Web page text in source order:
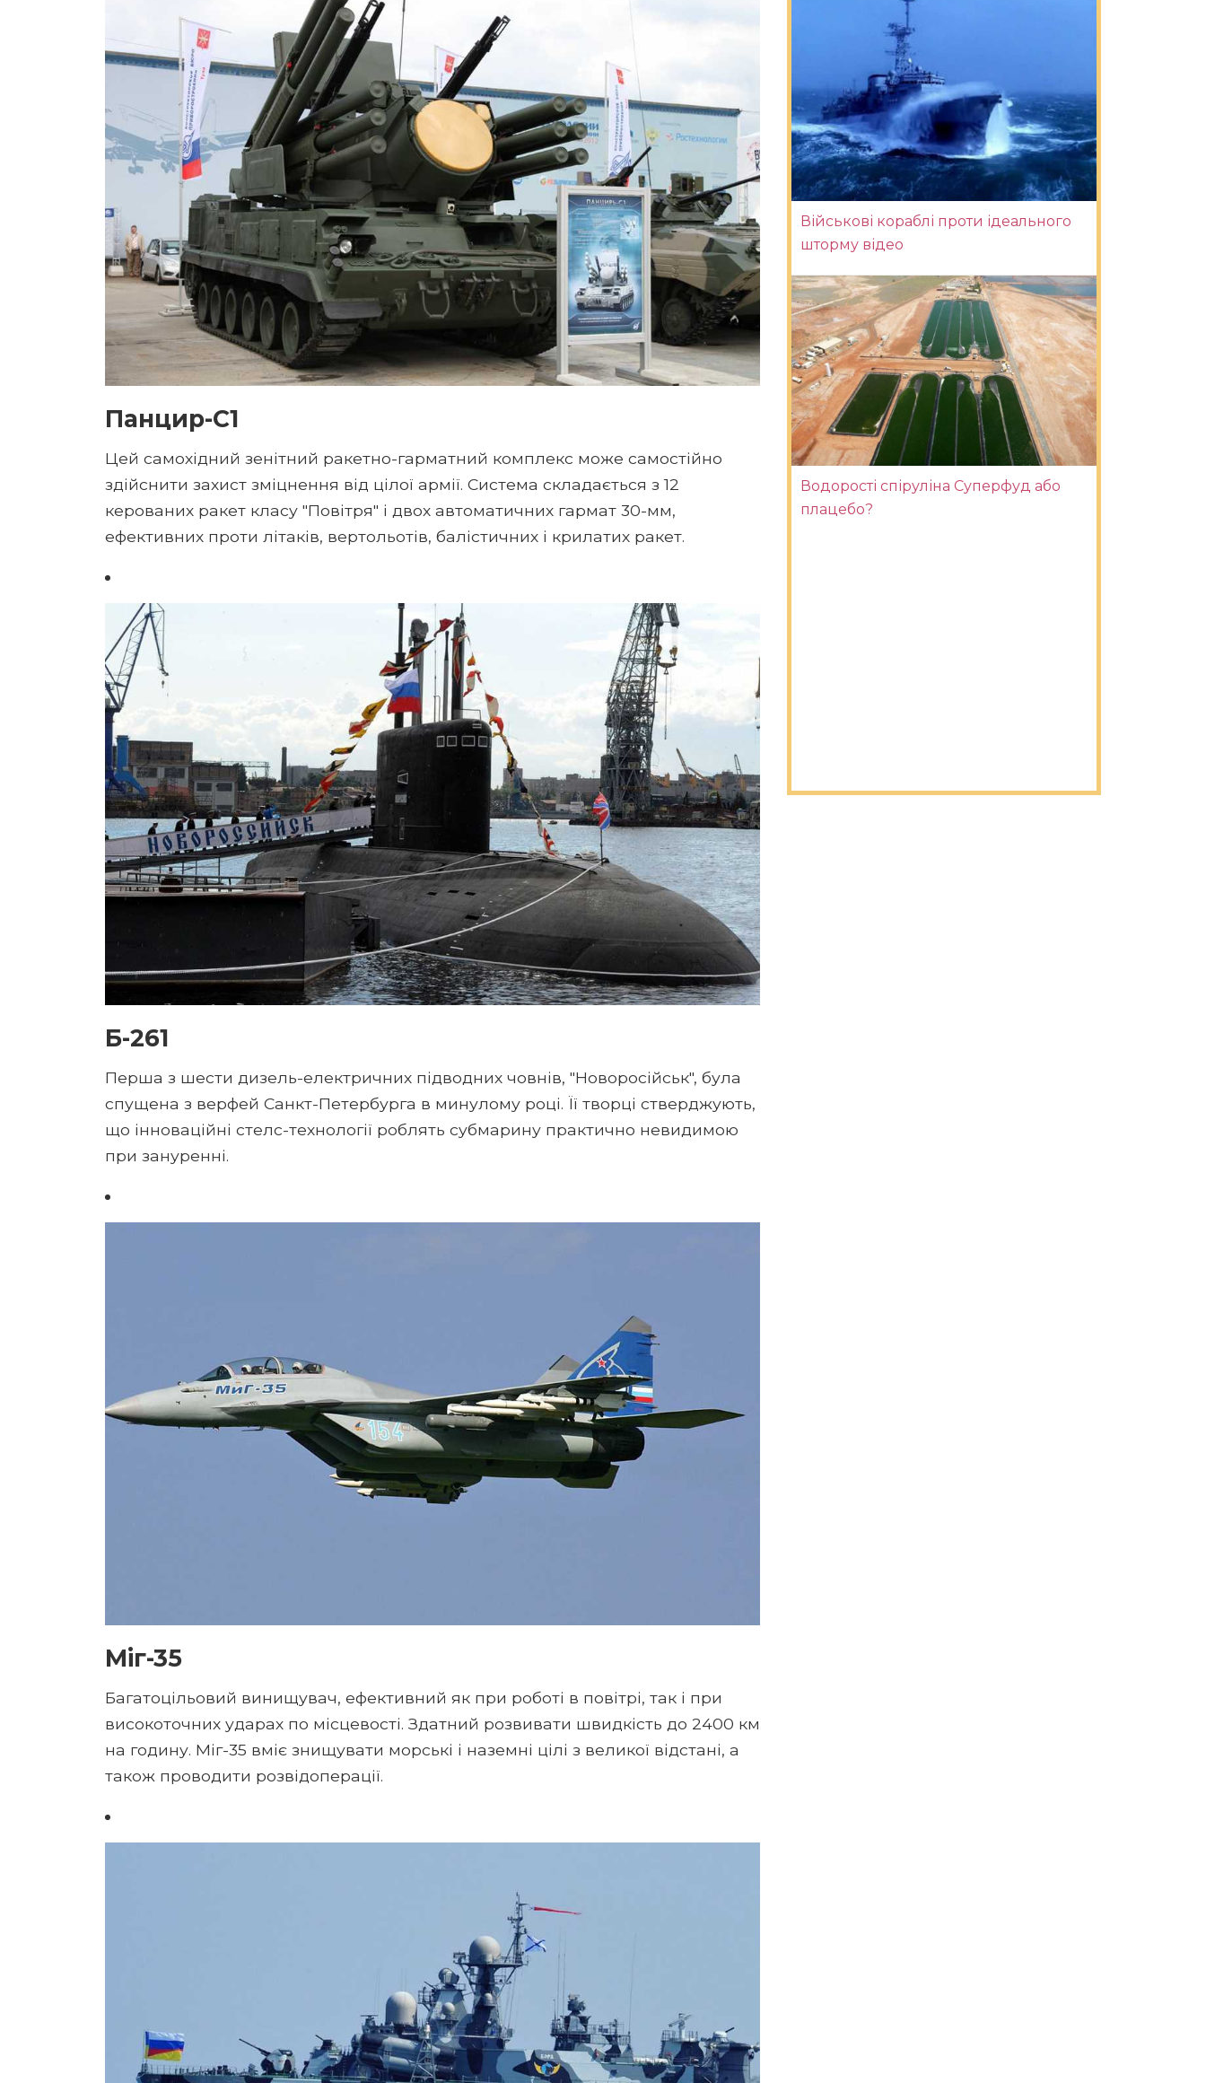
Панцир-С1
Цей самохідний зенітний ракетно-гарматний комплекс може самостійно
здійснити захист зміцнення від цілої армії. Система складається з 12
керованих ракет класу "Повітря" і двох автоматичних гармат 30-мм,
ефективних проти літаків, вертольотів, балістичних і крилатих ракет.
Б-261
Перша з шести дизель-електричних підводних човнів, "Новоросійськ", була
спущена з верфей Санкт-Петербурга в минулому році. Її творці стверджують,
що інноваційні стелс-технології роблять субмарину практично невидимою
при зануренні.
Міг-35
Багатоцільовий винищувач, ефективний як при роботі в повітрі, так і при
високоточних ударах по місцевості. Здатний розвивати швидкість до 2400 км
на годину. Міг-35 вміє знищувати морські і наземні цілі з великої відстані, а
також проводити розвідоперації.
Військові кораблі проти ідеального
шторму відео
Водорості спіруліна Суперфуд або
плацебо?